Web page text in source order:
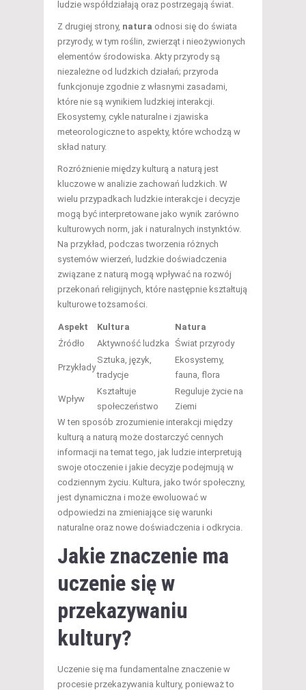
ludzie współdziałają oraz postrzegają świat.
Z drugiej strony, natura odnosi się do świata
przyrody, w tym roślin, zwierząt i nieożywionych
elementów środowiska. Akty przyrody są
niezależne od ludzkich działań; przyroda
funkcjonuje zgodnie z własnymi zasadami,
które nie są wynikiem ludzkiej interakcji.
Ekosystemy, cykle naturalne i zjawiska
meteorologiczne to aspekty, które wchodzą w
skład natury.
Rozróżnienie między kulturą a naturą jest
kluczowe w analizie zachowań ludzkich. W
wielu przypadkach ludzkie interakcje i decyzje
mogą być interpretowane jako wynik zarówno
kulturowych norm, jak i naturalnych instynktów.
Na przykład, podczas tworzenia różnych
systemów wierzeń, ludzkie doświadczenia
związane z naturą mogą wpływać na rozwój
przekonań religijnych, które następnie kształtują
kulturowe tożsamości.
Aspekt Kultura
Natura
Źródło
Aktywność ludzka Świat przyrody
Przykłady
Sztuka, język,
tradycje
Ekosystemy,
fauna, flora
Wpływ
Kształtuje
społeczeństwo
Reguluje życie na
Ziemi
W ten sposób zrozumienie interakcji między
kulturą a naturą może dostarczyć cennych
informacji na temat tego, jak ludzie interpretują
swoje otoczenie i jakie decyzje podejmują w
codziennym życiu. Kultura, jako twór społeczny,
jest dynamiczna i może ewoluować w
odpowiedzi na zmieniające się warunki
naturalne oraz nowe doświadczenia i odkrycia.
Jakie znaczenie ma
uczenie się w
przekazywaniu
kultury?
Uczenie się ma fundamentalne znaczenie w
procesie przekazywania kultury, ponieważ to